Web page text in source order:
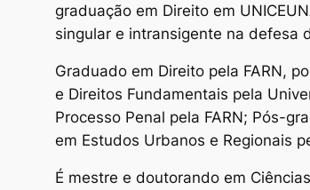
graduação em Direito em
singular e intransigente na defesa
Graduado em Direito pela FARN,
e Direitos Fundamentais pela
Processo Penal pela FARN; Pós-
em Estudos Urbanos e Regionais
É mestre e doutorando em